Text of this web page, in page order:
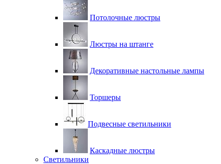
Потолочные люстры
Люстры на штанге
Декоративные настольные лампы
Торшеры
Подвесные светильники
Каскадные люстры
Светильники